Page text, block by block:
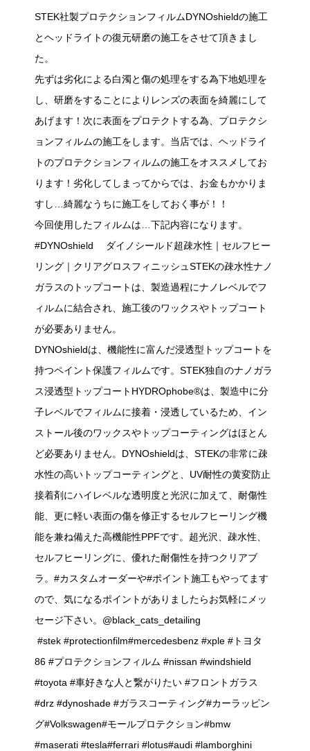
STEK社製プロテクションフィルムDYNOshieldの施工
とヘッドライトの復元研磨の施工をさせて頂きまし
た。
先ずは劣化による白濁と傷の処理をする為下地処理を
し、研磨をすることによりレンズの表面を綺麗にして
あげます！次に表面をプロテクトする為、プロテクシ
ョンフィルムの施工をします。当店では、ヘッドライ
トのプロテクションフィルムの施工をオススメしてお
ります！劣化してしまってからでは、お金もかかりま
すし…綺麗なうちに施工をしておく事が！！
今回使用したフィルムは…下記内容になります。
#DYNOshield ダイノシールド超疎水性｜セルフヒー
リング｜クリアグロスフィニッシュSTEKの疎水性ナノ
ガラスのトップコートは、製造過程にナノレベルでフ
ィルムに結合され、施工後のワックスやトップコート
が必要ありません。
DYNOshieldは、機能性に富んだ浸透型トップコートを
持つペイント保護フィルムです。STEK独自のナノガラ
ス浸透型トップコートHYDROphobe®は、製造中に分
子レベルでフィルムに接着・浸透しているため、イン
ストール後のワックスやトップコーティングはほとん
ど必要ありません。DYNOshieldは、STEKの非常に疎
水性の高いトップコーティングと、UV耐性の黄変防止
接着剤にハイレベルな透明度と光沢に加えて、耐傷性
能、更に軽い表面の傷を修正するセルフヒーリング機
能を兼ね備えた高機能性PPFです。超光沢、疎水性、
セルフヒーリングに、優れた耐傷性を持つクリアブ
ラ。#カスタムオーダーや#ポイント施工もやってます
ので、気になるポイントがありましたらお気軽にメッ
セージ下さい。@black_cats_detailing
#stek #protectionfilm#mercedesbenz #xple #トヨタ
86 #プロテクションフィルム #nissan #windshield
#toyota #車好きな人と繋がりたい #フロントガラス
#drz #dynoshade #ガラスコーティング#カーラッピン
グ#Volkswagen#モールプロテクション#bmw
#maserati #tesla#ferrari #lotus#audi #lamborghini